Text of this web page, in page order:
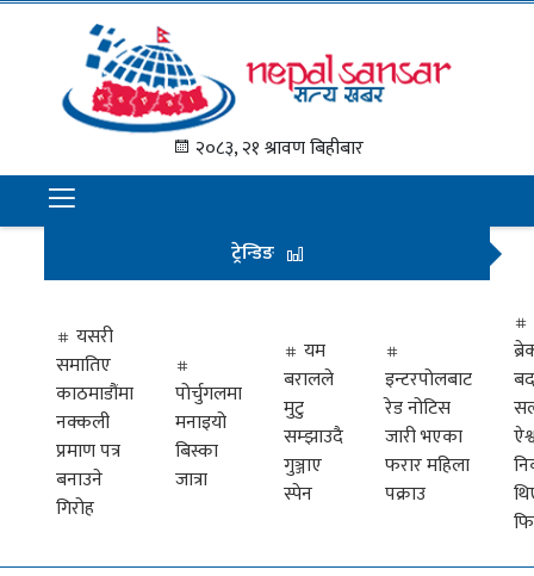
२०८३, २१ श्रावण बिहीबार
समाचार
राजनीति
अन्तराष्ट्रिय
अर्थ
मनोरञ्जन
प्रवास
खेलकुद
ट्रेन्डिङ
यसरी
समातिए
काठमाडौंमा
नक्कली
प्रमाण पत्र
बनाउने
गिरोह
पोर्चुगलमा
मनाइयो
बिस्का
जात्रा
यम
बरालले
मुटु
सम्झाउदै
गुञ्जाए
स्पेन
इन्टरपोलबाट
रेड नोटिस
जारी भएका
फरार महिला
पक्राउ